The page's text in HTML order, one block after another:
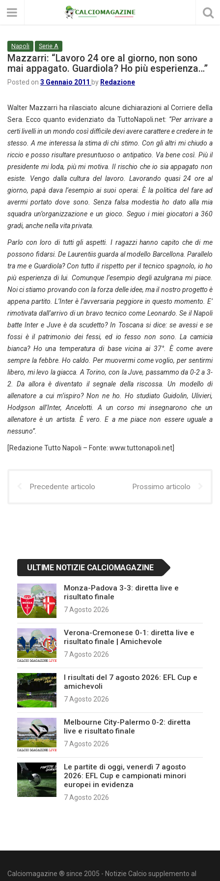
Napoli Serie A
Mazzarri: “Lavoro 24 ore al giorno, non sono
mai appagato. Guardiola? Ho più esperienza…”
Posted on 3 Gennaio 2011 by Redazione
Walter Mazzarri ha rilasciato alcune dichiarazioni al Corriere della
Sera. Ecco quanto evidenziato da TuttoNapoli.net: “Per arrivare a
certi livelli in un mondo così difficile devi avere carattere e credere in te
stesso. A me interessa la stima di chi stimo. Con gli altri mi chiudo a
riccio e posso risultare presuntuoso o antipatico. Va bene così. Più il
presidente mi loda, più mi motiva. Il rischio che io sia appagato non
esiste. Vengo dalla cultura del lavoro. Lavorando quasi 24 ore al
giorno, papà dava l’esempio ai suoi operai. È la politica del fare ad
avermi portato dove sono. Senza falsa modestia ho dato alla mia
squadra un’organizzazione e un gioco. Seguo i miei giocatori a 360
gradi, anche nella vita privata.
Parlo con loro di tutti gli aspetti. I ragazzi hanno capito che di me
possono fidarsi. De Laurentiis guarda al modello Barcellona. Parallelo
tra me e Guardiola? Con tutto il rispetto per il tecnico spagnolo, io ho
più esperienza di lui. Comunque l’esempio degli azulgrana mi piace.
Noi ci stiamo provando con la forza delle idee, ma il nostro progetto è
appena partito. L’Inter è l’avversaria peggiore in questo momento. E’
rimotivata dall’arrivo di un bravo tecnico come Leonardo. Se il Napoli
batte Inter e Juve è da scudetto? In Toscana si dice: se avessi e se
fossi è il patrimonio dei fessi, ed io fesso non sono. La camicia
bianca? Ho una temperatura di base vicina ai 37°. È come avere
sempre la febbre. Ho caldo. Per muovermi come voglio, per sentirmi
libero, mi levo la giacca. A Torino, con la Juve, passammo da 0-2 a 3-
2. Da allora è diventato il segnale della riscossa. Un modello di
allenatore a cui m’ispiro? Non ne ho. Ho studiato Guidolin, Ulivieri,
Hodgson all’Inter, Ancelotti. A un corso mi insegnarono che un
allenatore è un artista. È vero. E a me piace non essere uguale a
nessuno”.
[Redazione Tutto Napoli – Fonte: www.tuttonapoli.net]
Precedente articolo Prossimo articolo
ULTIME NOTIZIE CALCIOMAGAZINE
Monza-Padova 3-3: diretta live e
risultato finale
7 Agosto 2026
Verona-Cremonese 0-1: diretta live e
risultato finale | Amichevole
7 Agosto 2026
I risultati del 7 agosto 2026: EFL Cup e
amichevoli
7 Agosto 2026
Melbourne City-Palermo 0-2: diretta
live e risultato finale
7 Agosto 2026
Le partite di oggi, venerdì 7 agosto
2026: EFL Cup e campionati minori
europei in evidenza
7 Agosto 2026
Calciomagazine ® since 2005 - Notizie Calcio supplemento al